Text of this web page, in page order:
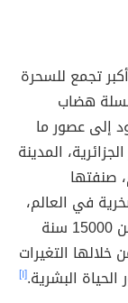
تجمع للسحرة
هضاب
إلى عصور ما
المدينة
صنفتها
في العالم،
تضم أكبر المجمعات الفنية الصخرية لأكثر من 15000 سنة
خلالها التغيرات
البشرية.[١]